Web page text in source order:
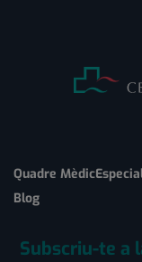
Quadre Mèdic
Blog
Subscriu-te a